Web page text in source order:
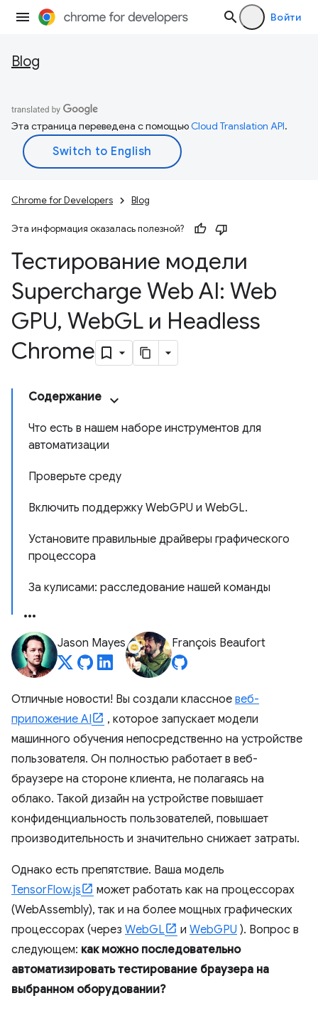
Войти
Blog
Эта страница переведена с помощьюCloud Translation API.
Chrome for Developers Blog
Эта информация оказалась полезной?
Тестирование модели
Supercharge Web AI: Web
GPU, WebGL и Headless
Chrome
Содержание
Что есть в нашем наборе инструментов для
автоматизации
Проверьте среду
Включить поддержку WebGPU и WebGL.
Установите правильные драйверы графического
процессора
За кулисами: расследование нашей команды
Jason Mayes François Beaufort
Отличные новости! Вы создали классное веб-
приложение AI
, которое запускает модели
машинного обучения непосредственно на устройстве
пользователя. Он полностью работает в веб-
браузере на стороне клиента, не полагаясь на
облако. Такой дизайн на устройстве повышает
конфиденциальность пользователей, повышает
производительность и значительно снижает затраты.
Однако есть препятствие. Ваша модель
TensorFlow.js
может работать как на процессорах
(WebAssembly), так и на более мощных графических
процессорах (через WebGL и WebGPU ). Вопрос в
следующем: как можно последовательно
автоматизировать тестирование браузера на
выбранном оборудовании?